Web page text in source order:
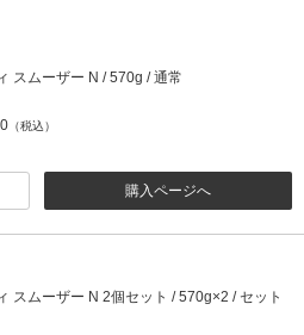
スムーザー N / 570g / 通常
（税込）
購入ページへ
スムーザー N 2個セット / 570g×2 / セット